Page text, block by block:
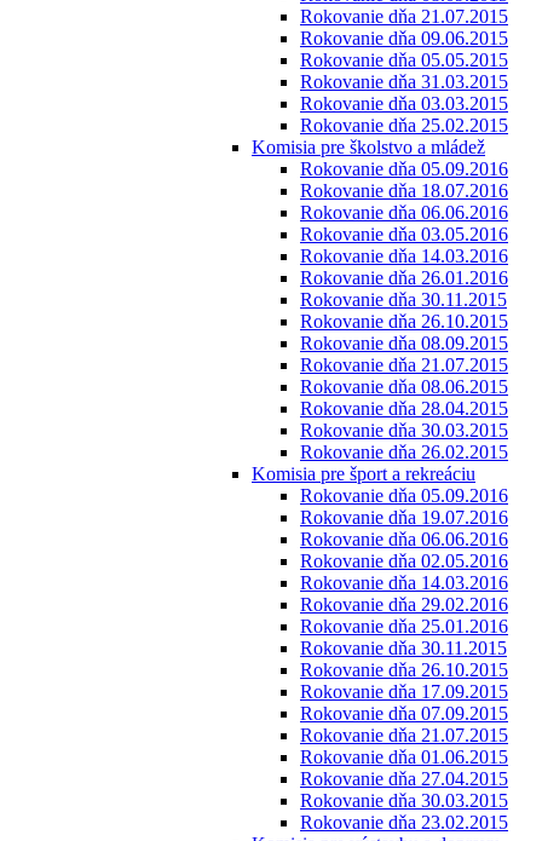
Rokovanie dňa 21.07.2015
Rokovanie dňa 09.06.2015
Rokovanie dňa 05.05.2015
Rokovanie dňa 31.03.2015
Rokovanie dňa 03.03.2015
Rokovanie dňa 25.02.2015
Komisia pre školstvo a mládež
Rokovanie dňa 05.09.2016
Rokovanie dňa 18.07.2016
Rokovanie dňa 06.06.2016
Rokovanie dňa 03.05.2016
Rokovanie dňa 14.03.2016
Rokovanie dňa 26.01.2016
Rokovanie dňa 30.11.2015
Rokovanie dňa 26.10.2015
Rokovanie dňa 08.09.2015
Rokovanie dňa 21.07.2015
Rokovanie dňa 08.06.2015
Rokovanie dňa 28.04.2015
Rokovanie dňa 30.03.2015
Rokovanie dňa 26.02.2015
Komisia pre šport a rekreáciu
Rokovanie dňa 05.09.2016
Rokovanie dňa 19.07.2016
Rokovanie dňa 06.06.2016
Rokovanie dňa 02.05.2016
Rokovanie dňa 14.03.2016
Rokovanie dňa 29.02.2016
Rokovanie dňa 25.01.2016
Rokovanie dňa 30.11.2015
Rokovanie dňa 26.10.2015
Rokovanie dňa 17.09.2015
Rokovanie dňa 07.09.2015
Rokovanie dňa 21.07.2015
Rokovanie dňa 01.06.2015
Rokovanie dňa 27.04.2015
Rokovanie dňa 30.03.2015
Rokovanie dňa 23.02.2015